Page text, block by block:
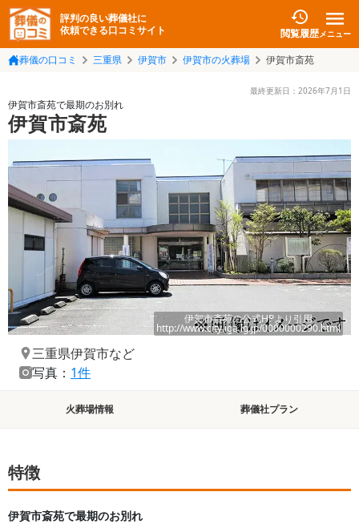
評判の良い葬儀社に
依頼できる口コミサイト
閲覧履歴メニュー
葬儀の口コミ 三重県 伊賀市 伊賀市の火葬場 伊賀市斎苑
最終更新日： 2026年7月1日
伊賀市斎苑で最期のお別れ
伊賀市斎苑
伊賀市斎苑の公式HPより引用
http://www.city.iga.lg.jp/0000000290.html
三重県伊賀市など
写真： 1件
火葬場情報 葬儀社プラン
特徴
伊賀市斎苑で最期のお別れ